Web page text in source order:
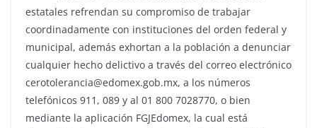
estatales refrendan su compromiso de trabajar
coordinadamente con instituciones del orden federal y
municipal, además exhortan a la población a denunciar
cualquier hecho delictivo a través del correo electrónico
cerotolerancia@edomex.gob.mx, a los números
telefónicos 911, 089 y al 01 800 7028770, o bien
mediante la aplicación FGJEdomex, la cual está